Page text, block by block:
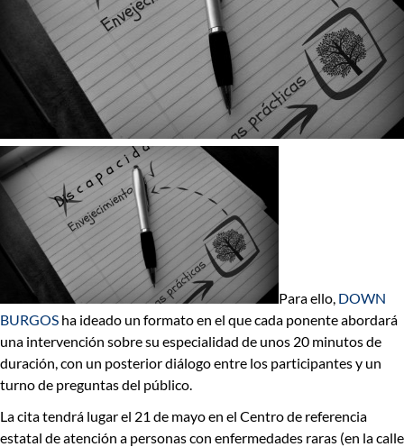
Para ello, DOWN
BURGOS ha ideado un formato en el quecada ponente abordará
una intervención sobre su especialidad de unos 20 minutos de
duración , con un posterior diálogo entre los participantes y un
turno de preguntas del público.
La cita tendrá lugarel 21 de mayo en el Centro de referencia
estatal de atención a personas con enfermedades raras (en la calle